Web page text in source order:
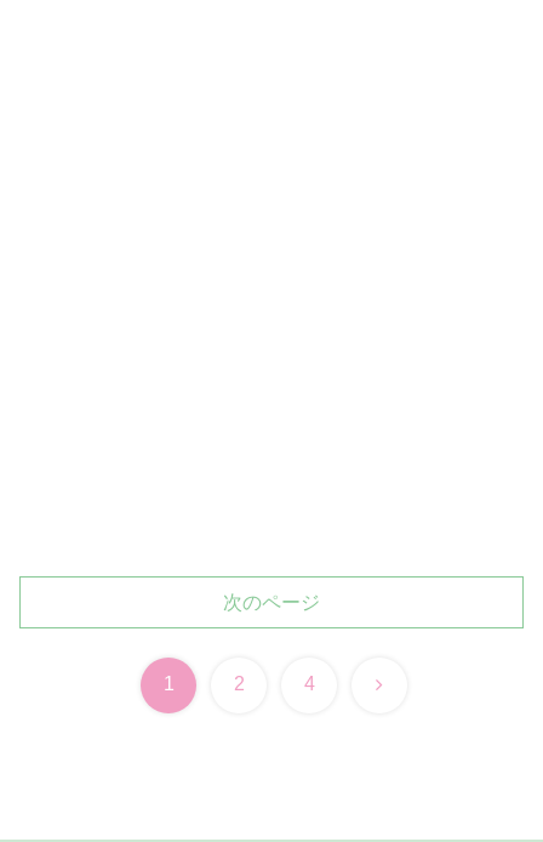
次のページ
1 2 4 次